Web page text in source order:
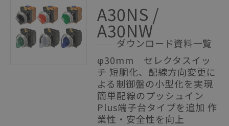
A30NS /
A30NW
ダウンロード資料一覧
φ30mm セレクタスイッ
チ 短胴化、配線方向変更に
よる制御盤の小型化を実現
簡単配線のプッシュイン
Plus端子台タイプを追加 作
業性・安全性を向上